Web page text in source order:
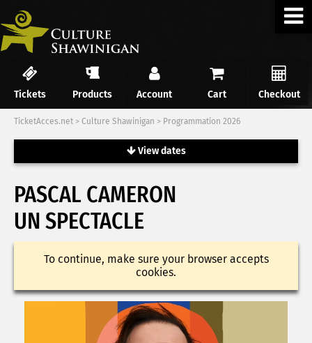
Tickets Products Account Cart Checkout
TicketAcces.net > Culture Shawinigan > Programmation 2026
View dates
PASCAL CAMERON
UN SPECTACLE
To continue, make sure your browser accepts
cookies.